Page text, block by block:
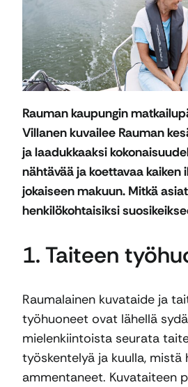
Rauman kaupungin
Villanen kuvailee Rauman
ja laadukkaaksi
nähtävää ja koettavaa kaiken
jokaiseen makuun. Mitkä
henkilökohtaisiksi
1. Taiteen
Raumalainen kuvataide ja
työhuoneet ovat lähellä
mielenkiintoista seurata
työskentelyä ja kuulla, mistä
ammentaneet. Kuvataiteen